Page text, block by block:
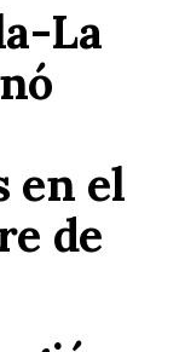
La
en el
de